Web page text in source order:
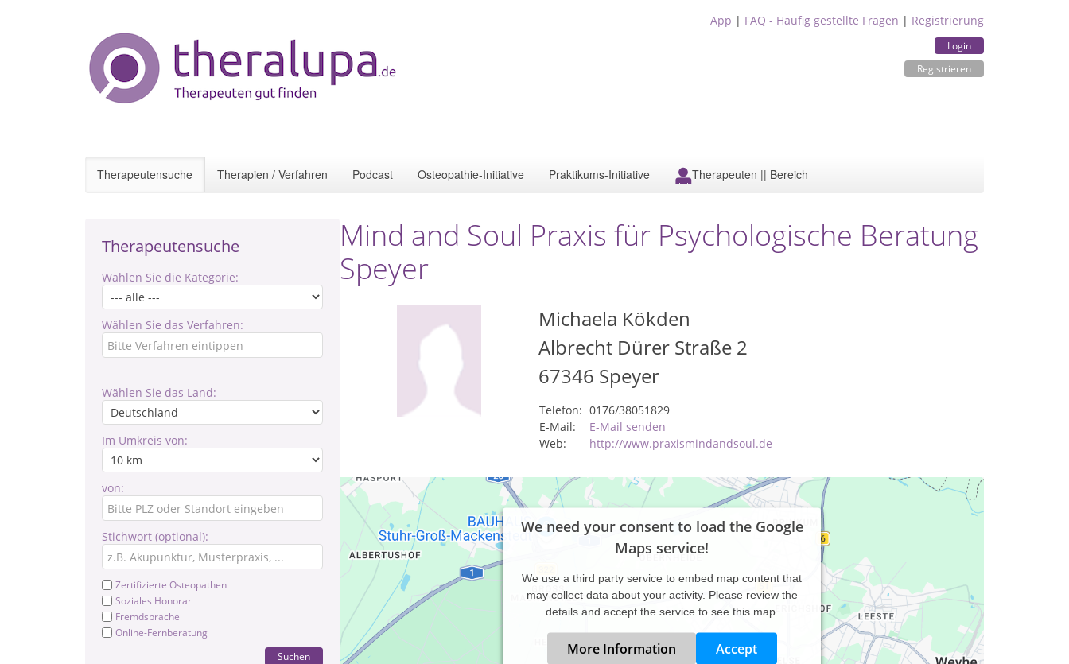
App | FAQ - Häufig gestellte Fragen | Registrierung
Login
Registrieren
Therapeutensuche Therapien / Verfahren Podcast Osteopathie-Initiative Praktikums-Initiative Therapeuten || Bereich
Therapeutensuche
Wählen Sie die Kategorie:
Wählen Sie das Verfahren:
Wählen Sie das Land:
Im Umkreis von:
von:
Stichwort (optional):
Zertifizierte Osteopathen
Soziales Honorar
Fremdsprache
Online-Fernberatung
Suchen
Mind and Soul Praxis für Psychologische Beratung
Speyer
Michaela Kökden
Albrecht Dürer Straße 2
67346 Speyer
Telefon: 0176/38051829
E-Mail:
E-Mail senden
Web:
http://www.praxismindandsoul.de
We need your consent to load the Google
Maps service!
We use a third party service to embed map content that
may collect data about your activity. Please review the
details and accept the service to see this map.
More Information Accept